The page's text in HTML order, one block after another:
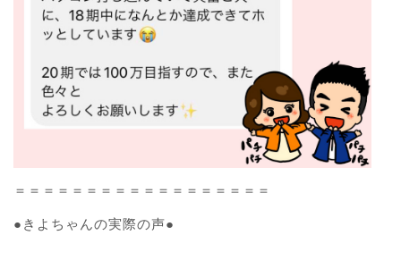
＝＝＝＝＝＝＝＝＝＝＝＝＝＝＝＝＝＝
●きよちゃんの実際の声●